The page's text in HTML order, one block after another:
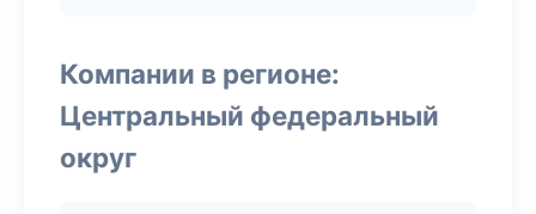
Компании в регионе:
Центральный федеральный
округ